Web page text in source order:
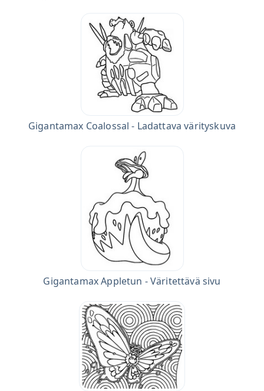
Gigantamax Coalossal - Ladattava värityskuva
Gigantamax Appletun - Väritettävä sivu